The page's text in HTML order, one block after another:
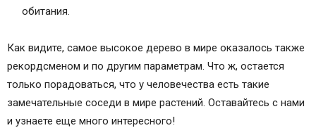
обитания.
Как видите, самое высокое дерево в мире оказалось также
рекордсменом и по другим параметрам. Что ж, остается
только порадоваться, что у человечества есть такие
замечательные соседи в мире растений. Оставайтесь с нами
и узнаете еще много интересного!